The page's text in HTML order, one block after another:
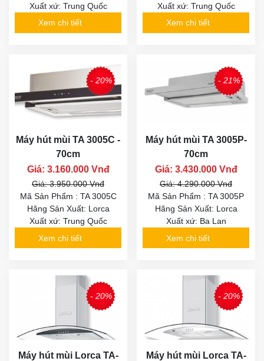
Xuất xứ: Trung Quốc
Xem chi tiết
Xuất xứ: Trung Quốc
Xem chi tiết
- 20%
Máy hút mùi TA 3005C -
70cm
Giá: 3.160.000 Vnđ
Giá: 3.950.000 Vnđ
Mã Sản Phẩm : TA 3005C
Hãng Sản Xuất: Lorca
Xuất xứ: Trung Quốc
Xem chi tiết
- 21%
Máy hút mùi TA 3005P-
70cm
Giá: 3.430.000 Vnđ
Giá: 4.290.000 Vnđ
Mã Sản Phẩm : TA 3005P
Hãng Sản Xuất: Lorca
Xuất xứ: Ba Lan
Xem chi tiết
- 20%
Máy hút mùi Lorca TA-
- 20%
Máy hút mùi Lorca TA-